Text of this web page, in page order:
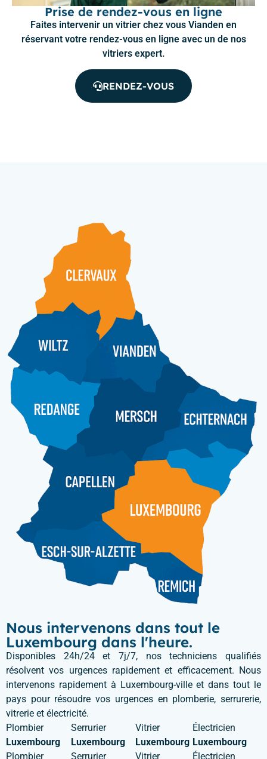
Prise de rendez-vous en ligne
Faites intervenir un vitrier chez vous Vianden en
réservant votre rendez-vous en ligne avec un de nos
vitriers expert.
RENDEZ-VOUS
Nous intervenons dans tout le
Luxembourg dans l'heure.
Disponibles 24h/24 et 7j/7, nos techniciens qualifiés
résolvent vos urgences rapidement et efficacement. Nous
intervenons rapidement à Luxembourg-ville et dans tout le
pays pour résoudre vos urgences en plomberie, serrurerie,
vitrerie et électricité.
Plombier
Luxembourg
Plombier
Serrurier
Luxembourg
Serrurier
Vitrier
Luxembourg
Vitrier
Électricien
Luxembourg
Électricien